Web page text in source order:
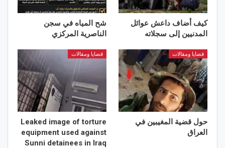
كيف أضاف داعش عوائل
المدنيين إلى سجلاته
شح المياه في سجن
الناصرية المركزي
قضايا ومقالات
حول قضية المغيبين في
العراق
قضايا ومقالات
Leaked image of torture
equipment used against
Sunni detainees in Iraq